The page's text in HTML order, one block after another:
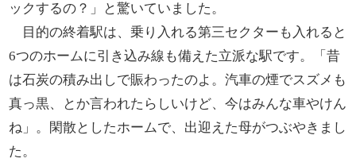
ックするの？」と驚いていました。
目的の終着駅は、乗り入れる第三セクターも入れると
6つのホームに引き込み線も備えた立派な駅です。「昔
は石炭の積み出しで賑わったのよ。汽車の煙でスズメも
真っ黒、とか言われたらしいけど、今はみんな車やけん
ね」。閑散としたホームで、出迎えた母がつぶやきまし
た。